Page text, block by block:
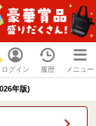
ログイン 履歴 メニュー
年版)